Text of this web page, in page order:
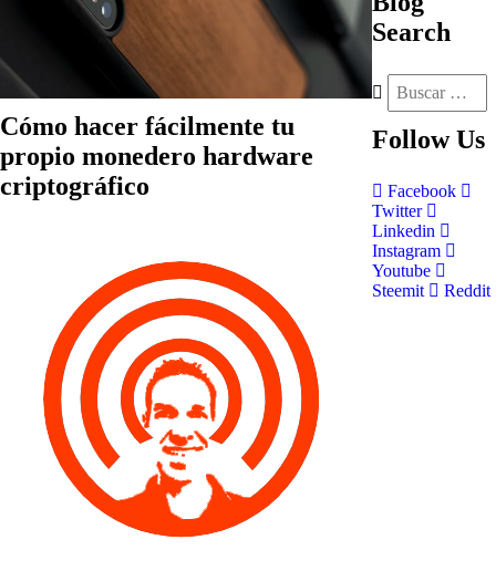
Cómo hacer fácilmente tu
propio monedero hardware
criptográfico
Search
Follow Us
Facebook
Twitter
Linkedin
Instagram
Youtube
Steemit
Reddit